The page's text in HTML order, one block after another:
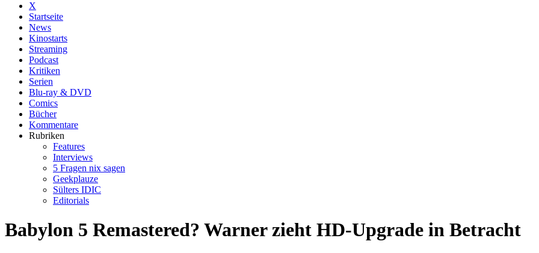
X
Startseite
News
Kinostarts
Streaming
Podcast
Kritiken
Serien
Blu-ray & DVD
Comics
Bücher
Kommentare
Rubriken
Features
Interviews
5 Fragen nix sagen
Geekplauze
Sülters IDIC
Editorials
Babylon 5 Remastered? Warner zieht HD-Upgrade in Betracht